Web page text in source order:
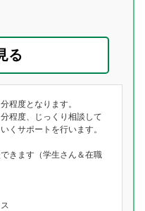
る
程度となります。
程度、じっくり相談して
くサポートを行います。
きます（学生さん＆在職